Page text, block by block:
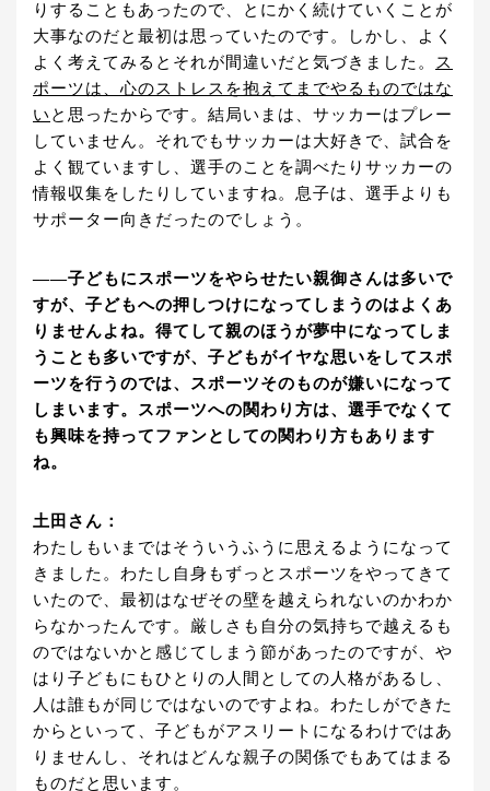
りすることもあったので、とにかく続けていくことが
大事なのだと最初は思っていたのです。しかし、よく
よく考えてみるとそれが間違いだと気づきました。
ス
ポーツは、心のストレスを抱えてまでやるものではな
い と思ったからです。結局いまは、サッカーはプレー
していません。それでもサッカーは大好きで、試合を
よく観ていますし、選手のことを調べたりサッカーの
情報収集をしたりしていますね。息子は、選手よりも
サポーター向きだったのでしょう。
――子どもにスポーツをやらせたい親御さんは多いで
すが、子どもへの押しつけになってしまうのはよくあ
りませんよね。得てして親のほうが夢中になってしま
うことも多いですが、子どもがイヤな思いをしてスポ
ーツを行うのでは、スポーツそのものが嫌いになって
しまいます。スポーツへの関わり方は、選手でなくて
も興味を持ってファンとしての関わり方もあります
ね。
土田さん：
わたしもいまではそういうふうに思えるようになって
きました。わたし自身もずっとスポーツをやってきて
いたので、最初はなぜその壁を越えられないのかわか
らなかったんです。厳しさも自分の気持ちで越えるも
のではないかと感じてしまう節があったのですが、や
はり子どもにもひとりの人間としての人格があるし、
人は誰もが同じではないのですよね。わたしができた
からといって、子どもがアスリートになるわけではあ
りませんし、それはどんな親子の関係でもあてはまる
ものだと思います。